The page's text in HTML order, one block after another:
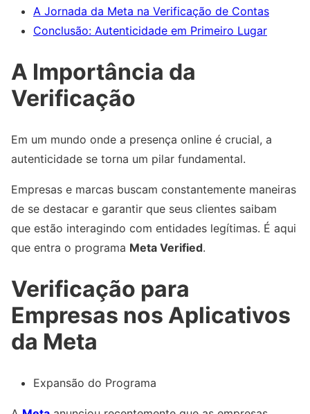
A Jornada da Meta na Verificação de Contas
Conclusão: Autenticidade em Primeiro Lugar
A Importância da
Verificação
Em um mundo onde a presença online é crucial, a
autenticidade se torna um pilar fundamental.
Empresas e marcas buscam constantemente maneiras
de se destacar e garantir que seus clientes saibam
que estão interagindo com entidades legítimas. É aqui
que entra o programa Meta Verified.
Verificação para
Empresas nos Aplicativos
da Meta
Expansão do Programa